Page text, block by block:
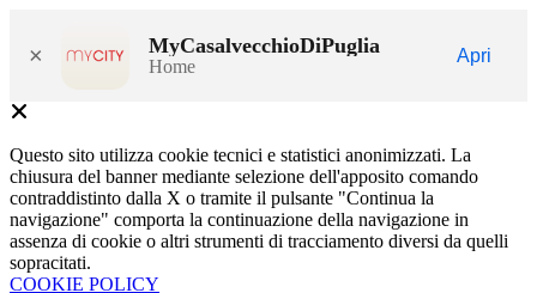
× MyCasalvecchioDiPuglia
Home
Apri
Questo sito utilizza cookie tecnici e statistici anonimizzati. La
chiusura del banner mediante selezione dell'apposito comando
contraddistinto dalla X o tramite il pulsante "Continua la
navigazione" comporta la continuazione della navigazione in
assenza di cookie o altri strumenti di tracciamento diversi da quelli
sopracitati.
COOKIE POLICY